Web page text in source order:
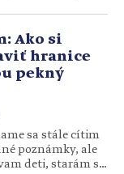
aprílovú Tému+.
frázou, ale
Ako si
hranice
pekný
sa stále cítim
poznámky, ale
deti, starám sa